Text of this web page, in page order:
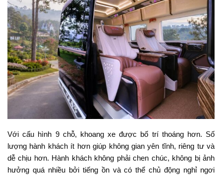
Với cấu hình 9 chỗ, khoang xe được bố trí thoáng hơn. Số
lượng hành khách ít hơn giúp không gian yên tĩnh, riêng tư và
dễ chịu hơn. Hành khách không phải chen chúc, không bị ảnh
hưởng quá nhiều bởi tiếng ồn và có thể chủ động nghỉ ngơi